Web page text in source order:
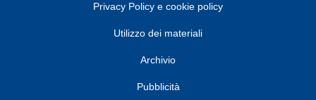
Privacy Policy e cookie policy
Utilizzo dei materiali
Archivio
Pubblicità